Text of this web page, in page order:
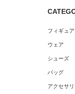
フィギュ
ウェア
シューズ
バッグ
アクセサ